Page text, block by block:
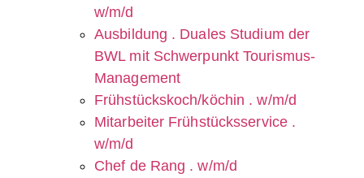
w/m/d
Ausbildung . Duales Studium der
BWL mit Schwerpunkt Tourismus-
Management
Frühstückskoch/köchin . w/m/d
Mitarbeiter Frühstücksservice .
w/m/d
Chef de Rang . w/m/d